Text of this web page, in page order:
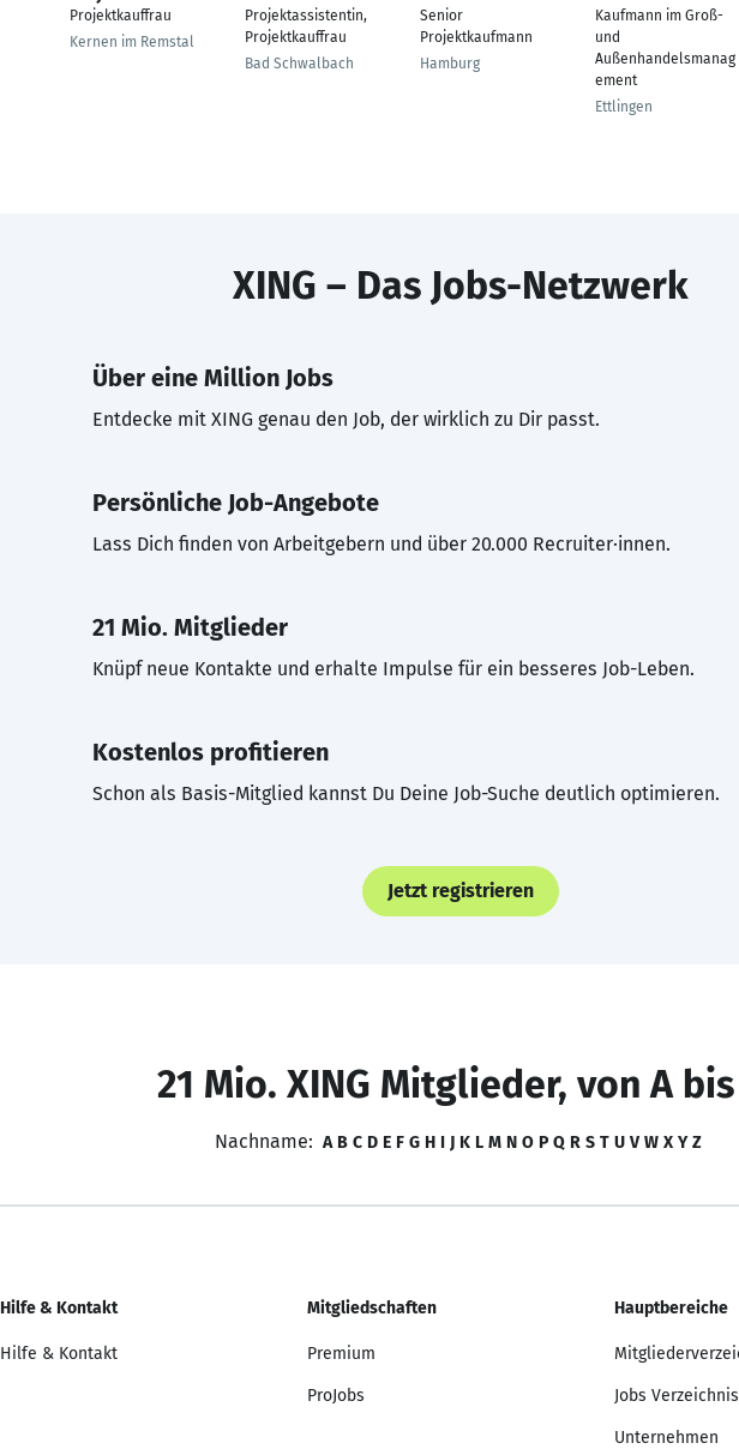
Projektkauffrau
Kernen im Remstal
Projektassistentin,
Projektkauffrau
Bad Schwalbach
Senior
Projektkaufmann
Hamburg
Kaufmann im Groß-
und
Außenhandelsmanag
ement
Ettlingen
XING – Das Jobs-Netzwerk
Über eine Million Jobs
Entdecke mit XING genau den Job, der wirklich zu Dir passt.
Persönliche Job-Angebote
Lass Dich finden von Arbeitgebern und über 20.000 Recruiter·innen.
21 Mio. Mitglieder
Knüpf neue Kontakte und erhalte Impulse für ein besseres Job-Leben.
Kostenlos profitieren
Schon als Basis-Mitglied kannst Du Deine Job-Suche deutlich optimieren.
Jetzt registrieren
21 Mio. XING Mitglieder, von A
Nachname: A B C D E F G H I J K L M N O P Q R S T U V W X Y Z
Hilfe & Kontakt
Hilfe & Kontakt
Mitgliedschaften
Premium
ProJobs
Hauptbereiche
Jobs Verzeichnis
Unternehmen